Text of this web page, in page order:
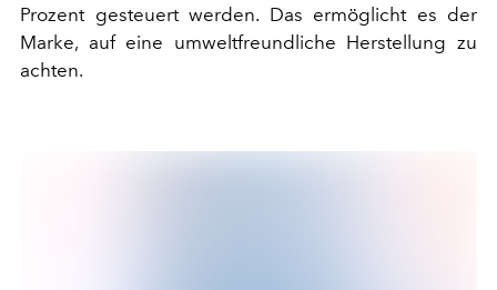
Prozent gesteuert werden. Das ermöglicht es der
Marke, auf eine umweltfreundliche Herstellung zu
achten.